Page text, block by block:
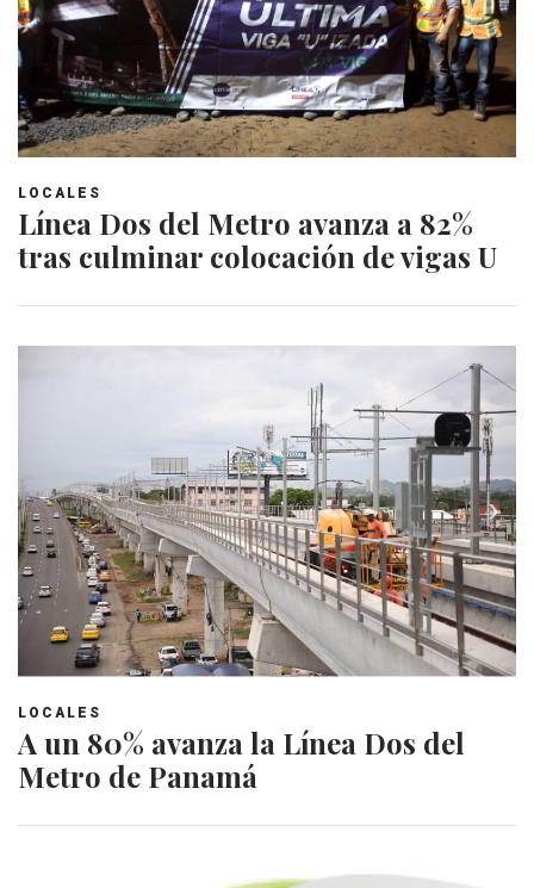
LOCALES
Línea Dos del Metro avanza a 82%
tras culminar colocación de vigas U
LOCALES
A un 80% avanza la Línea Dos del
Metro de Panamá